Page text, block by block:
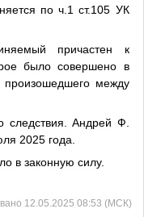
по ч.1 ст.105 УК
причастен к
было совершено в
между
следствия. Андрей Ф.
2025 года.
в законную силу.
12.05.2025 08:53 (МСК)